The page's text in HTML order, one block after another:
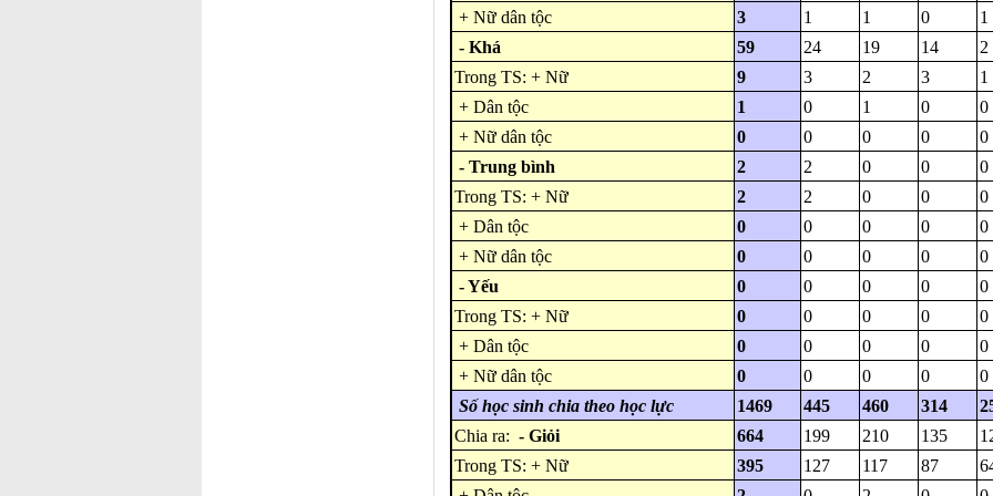
+ Nữ dân tộc
3 1 1 0
1
- Khá
59 24 19 14
2
Trong TS: + Nữ
9 3 2 3
1
+ Dân tộc
1 0 1 0
0
+ Nữ dân tộc
0 0 0 0
0
- Trung bình
2 2 0 0
0
Trong TS: + Nữ
2 2 0 0
0
+ Dân tộc
0 0 0 0
0
+ Nữ dân tộc
0 0 0 0
0
- Yếu
0 0 0 0
0
Trong TS: + Nữ
0 0 0 0
0
+ Dân tộc
0 0 0 0
0
+ Nữ dân tộc
0 0 0 0
0
Số học sinh chia theo học lực
1469 445 460 314
Chia ra:- Giỏi 664 199 210 135
Trong TS: + Nữ
395 127 117 87